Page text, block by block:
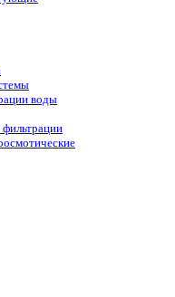
воды